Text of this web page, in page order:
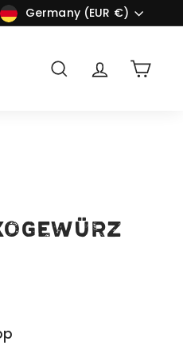
CurrencyGermany (EUR €)
SearchAccountCart